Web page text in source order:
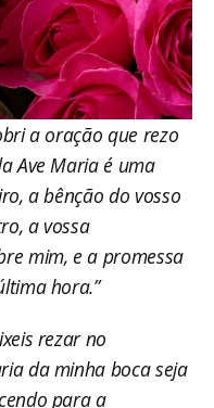
a oração que rezo
Ave Maria é uma
a bênção do vosso
a vossa
mim, e a promessa
hora.”
rezar no
da minha boca seja
para a